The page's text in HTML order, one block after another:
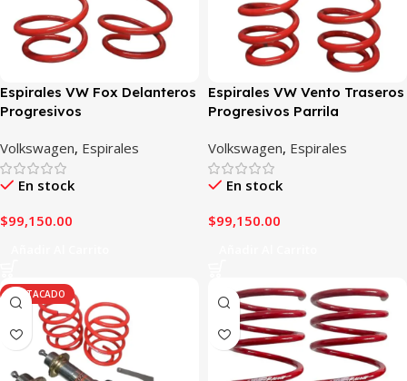
Espirales VW Fox Delanteros
Progresivos
Volkswagen, Espirales
En stock
$99,150.00
Espirales VW Vento Traseros
Progresivos Parrila
Volkswagen, Espirales
En stock
$99,150.00
DESTACADO